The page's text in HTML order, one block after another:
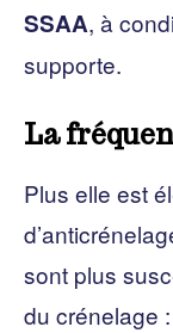
SSAA, à
supporte.
La
Plus elle est
sont plus
du crénelage :